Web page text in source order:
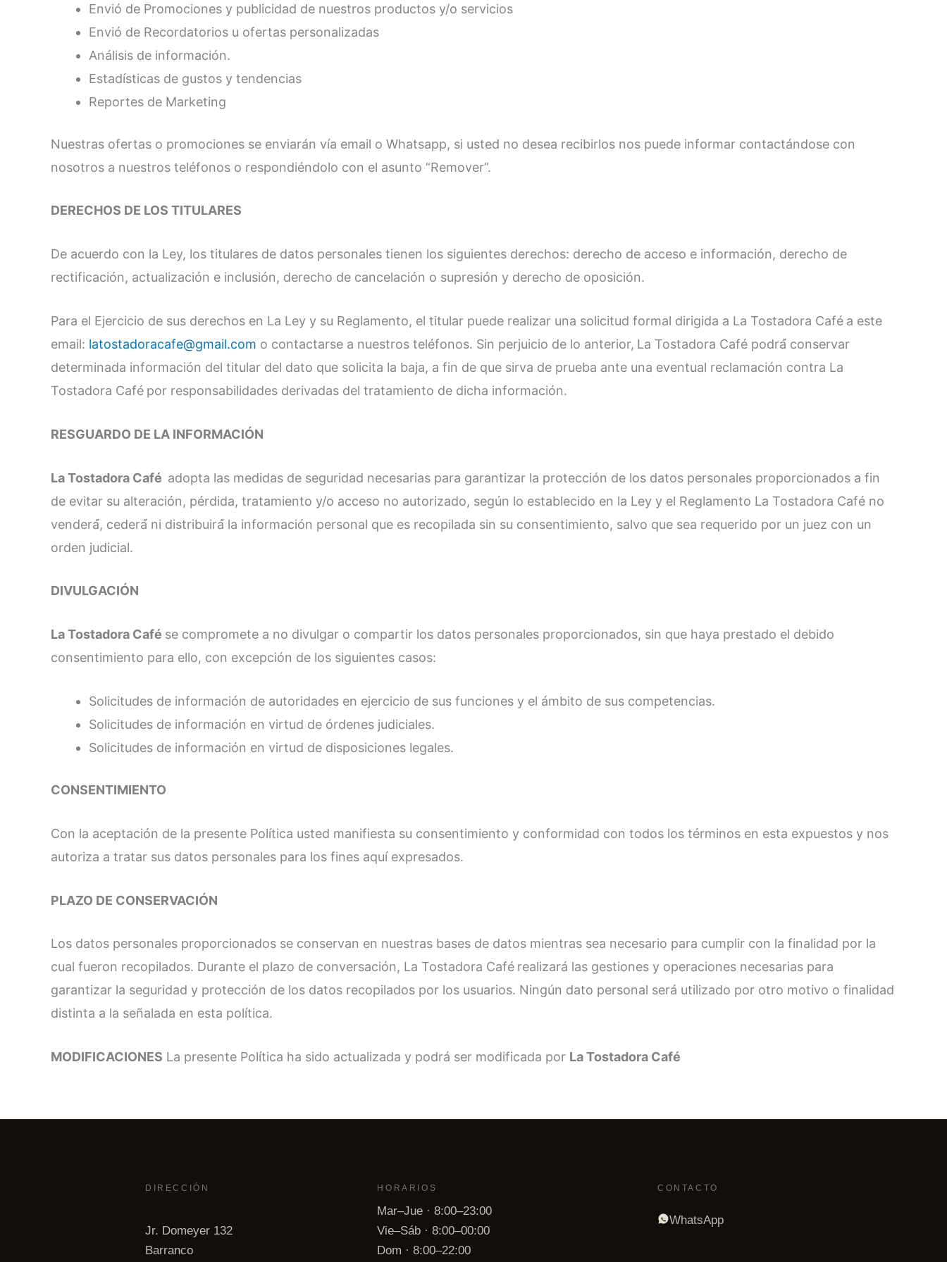
Envió de Promociones y publicidad de nuestros productos y/o servicios
Envió de Recordatorios u ofertas personalizadas
Análisis de información.
Estadísticas de gustos y tendencias
Reportes de Marketing
Nuestras ofertas o promociones se enviarán vía email o Whatsapp, si usted no desea recibirlos nos puede informar contactándose con
nosotros a nuestros teléfonos o respondiéndolo con el asunto “Remover”.
DERECHOS DE LOS TITULARES
De acuerdo con la Ley, los titulares de datos personales tienen los siguientes derechos: derecho de acceso e información, derecho de
rectificación, actualización e inclusión, derecho de cancelación o supresión y derecho de oposición.
Para el Ejercicio de sus derechos en La Ley y su Reglamento, el titular puede realizar una solicitud formal dirigida a La Tostadora Café a este
email: latostadoracafe@gmail.com o contactarse a nuestros teléfonos. Sin perjuicio de lo anterior, La Tostadora Café podrá́ conservar
determinada información del titular del dato que solicita la baja, a fin de que sirva de prueba ante una eventual reclamación contra La
Tostadora Café por responsabilidades derivadas del tratamiento de dicha información.
RESGUARDO DE LA INFORMACIÓN
La Tostadora Café adopta las medidas de seguridad necesarias para garantizar la protección de los datos personales proporcionados a fin
de evitar su alteración, pérdida, tratamiento y/o acceso no autorizado, según lo establecido en la Ley y el Reglamento La Tostadora Café no
venderá́, cederá́ ni distribuirá́ la información personal que es recopilada sin su consentimiento, salvo que sea requerido por un juez con un
orden judicial.
DIVULGACIÓN
La Tostadora Café se compromete a no divulgar o compartir los datos personales proporcionados, sin que haya prestado el debido
consentimiento para ello, con excepción de los siguientes casos:
Solicitudes de información de autoridades en ejercicio de sus funciones y el ámbito de sus competencias.
Solicitudes de información en virtud de órdenes judiciales.
Solicitudes de información en virtud de disposiciones legales.
CONSENTIMIENTO
Con la aceptación de la presente Política usted manifiesta su consentimiento y conformidad con todos los términos en esta expuestos y nos
autoriza a tratar sus datos personales para los fines aquí expresados.
PLAZO DE CONSERVACIÓN
Los datos personales proporcionados se conservan en nuestras bases de datos mientras sea necesario para cumplir con la finalidad por la
cual fueron recopilados. Durante el plazo de conversación, La Tostadora Café realizará las gestiones y operaciones necesarias para
garantizar la seguridad y protección de los datos recopilados por los usuarios. Ningún dato personal será utilizado por otro motivo o finalidad
distinta a la señalada en esta política.
MODIFICACIONES La presente Política ha sido actualizada y podrá ser modificada por La Tostadora Café
DIRECCIÓN
Jr. Domeyer 132
Barranco
HORARIOS
Mar–Jue · 8:00–23:00
Vie–Sáb · 8:00–00:00
Dom · 8:00–22:00
CONTACTO
WhatsApp